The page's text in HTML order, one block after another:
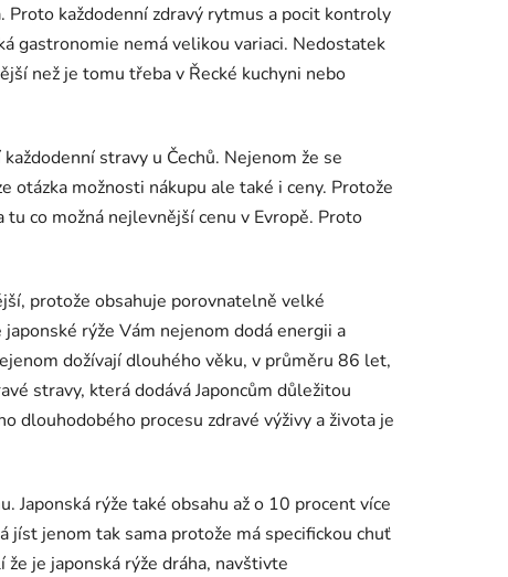
každodenní zdravý rytmus a pocit kontroly
gastronomie nemá velikou variaci. Nedostatek
než je tomu třeba v Řecké kuchyni nebo
stravy u Čechů. Nejenom že se
otázka možnosti nákupu ale také i ceny. Protože
co možná nejlevnější cenu v Evropě. Proto
protože obsahuje porovnatelně velké
rýže Vám nejenom dodá energii a
dožívají dlouhého věku, v průměru 86 let,
stravy, která dodává Japoncům důležitou
dlouhodobého procesu zdravé výživy a života je
Japonská rýže také obsahu až o 10 procent více
jenom tak sama protože má specifickou chuť
je japonská rýže dráha, navštivte